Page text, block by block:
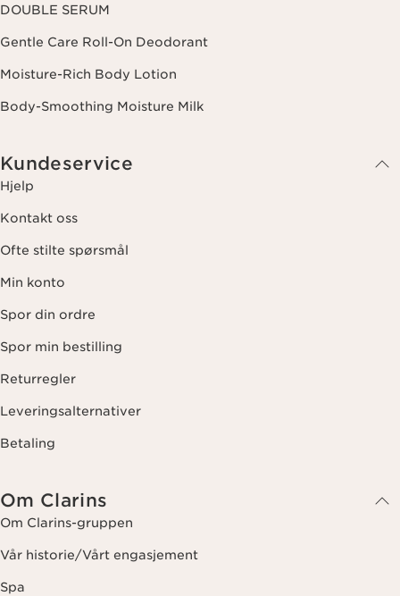
DOUBLE SERUM
Gentle Care Roll-On Deodorant
Moisture-Rich Body Lotion
Body-Smoothing Moisture Milk
Kundeservice
Hjelp
Kontakt oss
Ofte stilte spørsmål
Min konto
Spor din ordre
Spor min bestilling
Returregler
Leveringsalternativer
Betaling
Om Clarins
Om Clarins-gruppen
Vår historie/Vårt engasjement
Spa